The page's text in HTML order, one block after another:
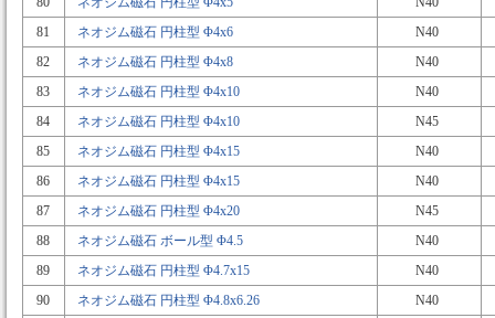
81
ネオジム磁石 円柱型 Φ4x6
N40
82
ネオジム磁石 円柱型 Φ4x8
N40
83
ネオジム磁石 円柱型 Φ4x10
N40
84
ネオジム磁石 円柱型 Φ4x10
N45
85
ネオジム磁石 円柱型 Φ4x15
N40
86
ネオジム磁石 円柱型 Φ4x15
N40
87
ネオジム磁石 円柱型 Φ4x20
N45
88
ネオジム磁石 ボール型 Φ4.5
N40
89
ネオジム磁石 円柱型 Φ4.7x15
N40
90
ネオジム磁石 円柱型 Φ4.8x6.26
N40